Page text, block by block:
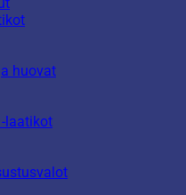
huovat
laatikot